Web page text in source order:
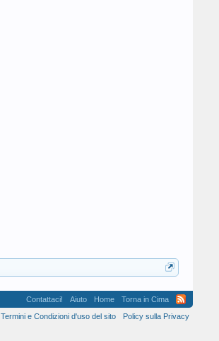
Contattaci! Aiuto Home
Torna in Cima
Termini e Condizioni d'uso del sito
Policy sulla Privacy